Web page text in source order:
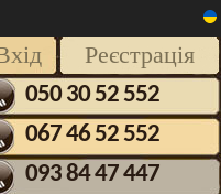
Реєстрація
050 30 52 552
067 46 52 552
093 84 47 447